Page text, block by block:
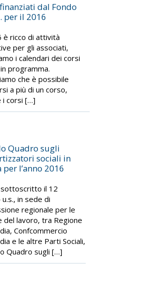
dal Fondo
per il 2016
è ricco di attività
per gli associati,
i calendari dei corsi
programma.
che è possibile
a più di un corso,
i corsi […]
Quadro sugli
sociali in
l’anno 2016
il 12
u.s., in sede di
regionale per le
del lavoro, tra Regione
Confcommercio
e le altre Parti Sociali,
Quadro sugli […]